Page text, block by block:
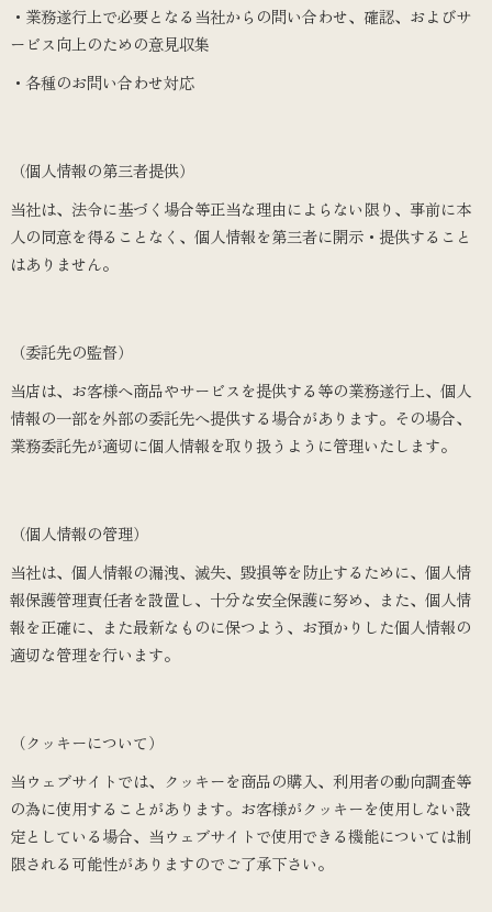
・業務遂行上で必要となる当社からの問い合わせ、確認、およびサ
ービス向上のための意見収集
・各種のお問い合わせ対応
（個人情報の第三者提供）
当社は、法令に基づく場合等正当な理由によらない限り、事前に本
人の同意を得ることなく、個人情報を第三者に開示・提供すること
はありません。
（委託先の監督）
当店は、お客様へ商品やサービスを提供する等の業務遂行上、個人
情報の一部を外部の委託先へ提供する場合があります。その場合、
業務委託先が適切に個人情報を取り扱うように管理いたします。
（個人情報の管理）
当社は、個人情報の漏洩、滅失、毀損等を防止するために、個人情
報保護管理責任者を設置し、十分な安全保護に努め、また、個人情
報を正確に、また最新なものに保つよう、お預かりした個人情報の
適切な管理を行います。
（クッキーについて）
当ウェブサイトでは、クッキーを商品の購入、利用者の動向調査等
の為に使用することがあります。お客様がクッキーを使用しない設
定としている場合、当ウェブサイトで使用できる機能については制
限される可能性がありますのでご了承下さい。